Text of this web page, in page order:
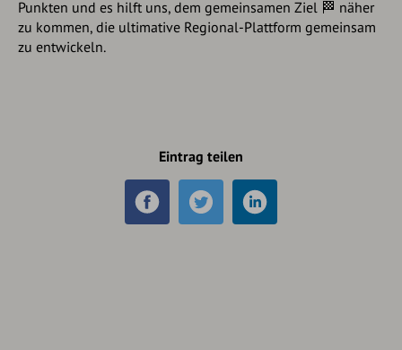
Punkten und es hilft uns, dem gemeinsamen Ziel 🏁 näher
zu kommen, die ultimative Regional-Plattform gemeinsam
zu entwickeln.
Eintrag teilen